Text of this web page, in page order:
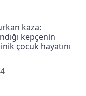
kaza:
kepçenin
çocuk hayatını